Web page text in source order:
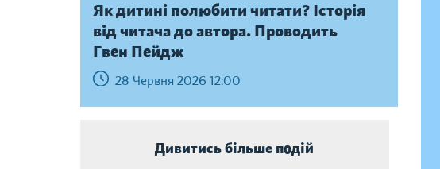
Як дитині полюбити читати? Історія
від читача до автора. Проводить
Гвен Пейдж
28 Червня 2026 12:00
Дивитись більше подій